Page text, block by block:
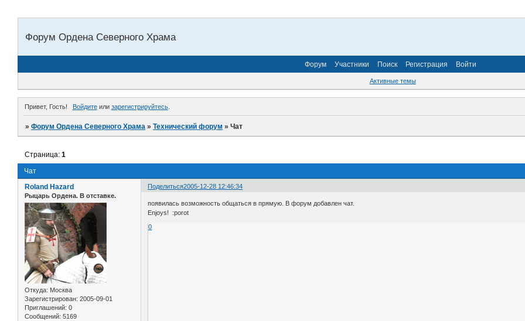
Форум Ордена Северного Храма
Форум Участники Поиск Регистрация Войти
Активные темы
Привет, Гость! Войдитеили зарегистрируйтесь.
»Форум Ордена Северного Храма »Технический форум »Чат
Чат
Страница:1
Поделиться2005-12-28 12:46:34
Roland Hazard
Рыцарь Ордена. В отставке.
Откуда: Москва
Зарегистрирован: 2005-09-01
Приглашений: 0
Сообщений: 5169
появилась возможность общаться в прямую. В форум добавлен чат.
Enjoys! :porot
0